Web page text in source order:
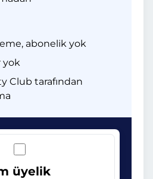
abonelik yok
yok
Club tarafından
üyelik